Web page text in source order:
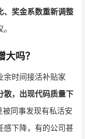
、奖金系数重新调整
吗？
余时间接活补贴家
散，出现代码质量下
被同事发现有私活安
感下降，有的公司甚